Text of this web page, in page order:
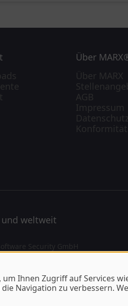
Über
Über MARX
AGB
Impressum
Datenschutz
und weltweit
Security GmbH
(0)8403-9295-0
Ihnen Zugriff auf Services
Navigation zu verbessern.